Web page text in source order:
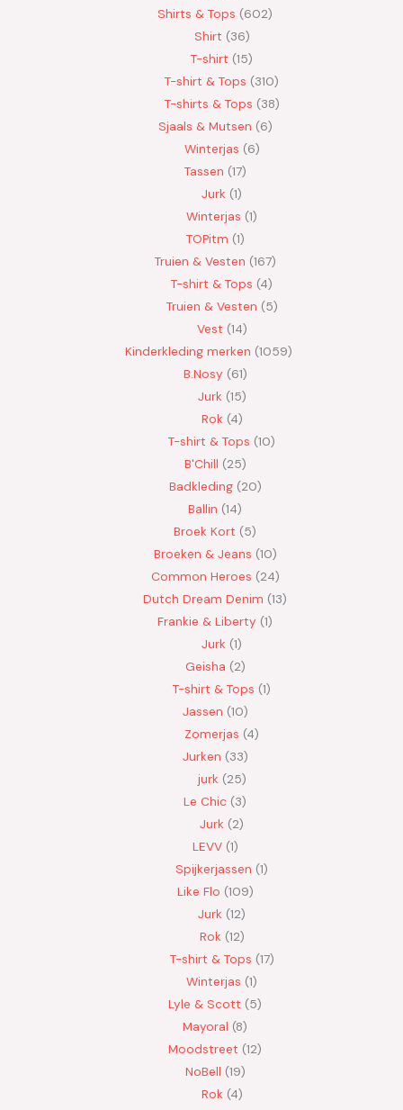
Shirts & Tops 602
Shirt 36
T-shirt 15
T-shirt & Tops 310
T-shirts & Tops 38
Sjaals & Mutsen 6
Winterjas 6
Tassen 17
Jurk 1
Winterjas 1
TOPitm 1
Truien & Vesten 167
T-shirt & Tops 4
Truien & Vesten 5
Vest 14
Kinderkleding merken 1059
B.Nosy 61
Jurk 15
Rok 4
T-shirt & Tops 10
B'Chill 25
Badkleding 20
Ballin 14
Broek Kort 5
Broeken & Jeans 10
Common Heroes 24
Dutch Dream Denim 13
Frankie & Liberty 1
Jurk 1
Geisha 2
T-shirt & Tops 1
Jassen 10
Zomerjas 4
Jurken 33
jurk 25
Le Chic 3
Jurk 2
LEVV 1
Spijkerjassen 1
Like Flo 109
Jurk 12
Rok 12
T-shirt & Tops 17
Winterjas 1
Lyle & Scott 5
Mayoral 8
Moodstreet 12
NoBell 19
Rok 4